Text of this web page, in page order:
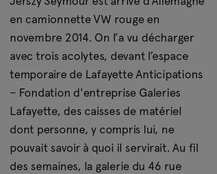
en camionnette VW rouge en
novembre 2014. On l’a vu décharger
avec trois acolytes, devant l’espace
temporaire de Lafayette Anticipations
– Fondation d'entreprise Galeries
Lafayette, des caisses de matériel
dont personne, y compris lui, ne
pouvait savoir à quoi il servirait. Au fil
des semaines, la galerie du 46 rue